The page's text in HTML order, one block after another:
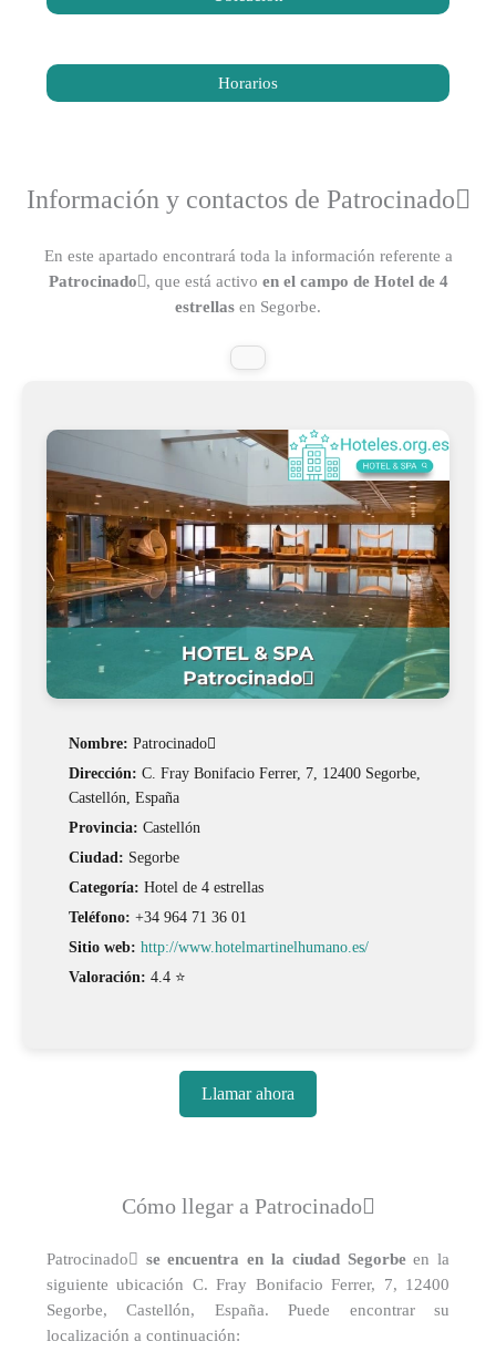
Horarios
Información y contactos de Patrocinado
En este apartado encontrará toda la información referente a
Patrocinado, que está activo en el campo de Hotel de 4
estrellas en Segorbe.
Nombre: Patrocinado
Dirección: C. Fray Bonifacio Ferrer, 7, 12400 Segorbe,
Castellón, España
Provincia: Castellón
Ciudad: Segorbe
Categoría: Hotel de 4 estrellas
Teléfono: +34 964 71 36 01
Sitio web: http://www.hotelmartinelhumano.es/
Valoración: 4.4 ⭐
Llamar ahora
Cómo llegar a Patrocinado
Patrocinado se encuentra en la ciudad Segorbeen la
siguiente ubicación C. Fray Bonifacio Ferrer, 7, 12400
Segorbe, Castellón, España. Puede encontrar su
localización a continuación: